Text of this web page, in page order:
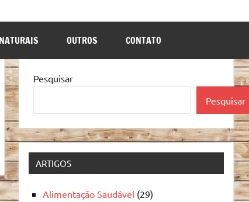
OUTROS CONTATO
Pesquisar
Pesquisar
ARTIGOS
Alimentação Saudável (29)